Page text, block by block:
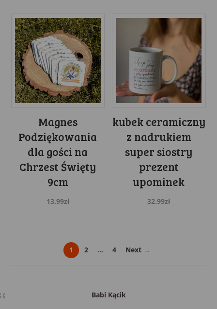
Magnes
Podziękowania
dla gości na
Chrzest Święty
9cm
13.99zł
kubek ceramiczny
z nadrukiem
super siostry
prezent
upominek
32.99zł
1 2 … 4 Next →
Babi Kącik